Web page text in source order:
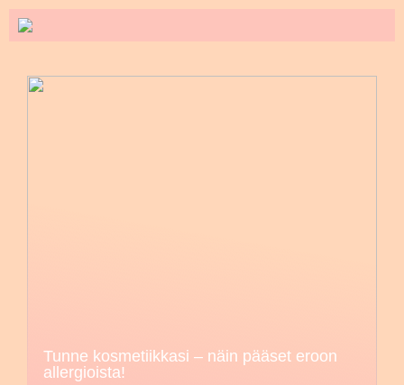
Tunne kosmetiikkasi – näin pääset eroon
allergioista!